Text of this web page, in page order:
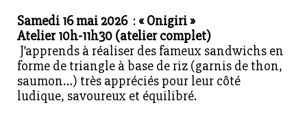
Samedi 16 mai 2026 :« Onigiri »
Atelier 10h-11h30 (atelier complet)
J’apprends à réaliser des fameux sandwichs en
forme de triangle à base de riz (garnis de thon,
saumon…) très appréciés pour leur côté
ludique, savoureux et équilibré.